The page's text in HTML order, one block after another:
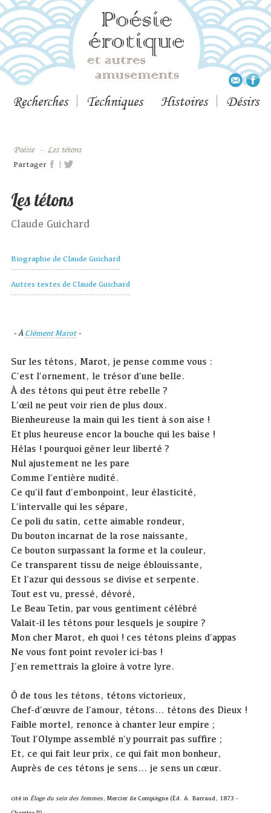
Recherches Techniques Histoires Désirs
Poésie – Les tétons
Partager |
Les tétons
Claude Guichard
Biographie de Claude Guichard
Autres textes de Claude Guichard
- À Clément Marot-
Sur les tétons, Marot, je pense comme vous :
C’est l’ornement, le trésor d’une belle.
À des tétons qui peut être rebelle ?
L’œil ne peut voir rien de plus doux.
Bienheureuse la main qui les tient à son aise !
Et plus heureuse encor la bouche qui les baise !
Hélas ! pourquoi gêner leur liberté ?
Nul ajustement ne les pare
Comme l’entière nudité.
Ce qu’il faut d’embonpoint, leur élasticité,
L’intervalle qui les sépare,
Ce poli du satin, cette aimable rondeur,
Du bouton incarnat de la rose naissante,
Ce bouton surpassant la forme et la couleur,
Ce transparent tissu de neige éblouissante,
Et l’azur qui dessous se divise et serpente.
Tout est vu, pressé, dévoré,
Le Beau Tetin, par vous gentiment célébré
Valait-il les tétons pour lesquels je soupire ?
Mon cher Marot, eh quoi ! ces tétons pleins d’appas
Ne vous font point revoler ici-bas !
J’en remettrais la gloire à votre lyre.
Ô de tous les tétons, tétons victorieux,
Chef-d’œuvre de l’amour, tétons… tétons des Dieux !
Faible mortel, renonce à chanter leur empire ;
Tout l’Olympe assemblé n’y pourrait pas suffire ;
Et, ce qui fait leur prix, ce qui fait mon bonheur,
Auprès de ces tétons je sens… je sens un cœur.
cité in Éloge du sein des femmes , Mercier de Compiègne (Éd. A. Barraud, 1873 -